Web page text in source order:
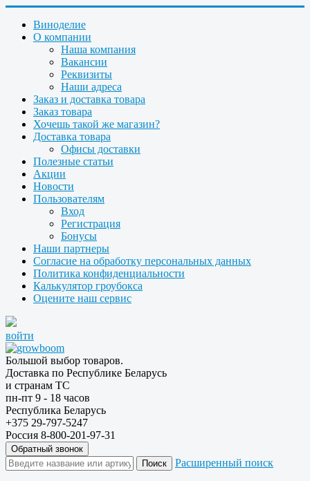
Виноделие
О компании
Наша компания
Вакансии
Реквизиты
Наши адреса
Заказ и доставка товара
Заказ товара
Хочешь такой же магазин?
Доставка товара
Офисы доставки
Полезные статьи
Акции
Новости
Пользователям
Вход
Регистрация
Бонусы
Наши партнеры
Согласие на обработку персональных данных
Политика конфиденциальности
Калькулятор гроубокса
Оцените наш сервис
войти
Большой выбор товаров.
Доставка по Республике Беларусь
и странам ТС
пн-пт 9 - 18 часов
Республика Беларусь
+375 29-797-5247
Россия 8-800-201-97-31
Обратный звонок
Расширенный поиск